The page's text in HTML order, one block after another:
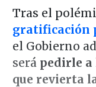
Tras el
gratificación
el Gobierno
será pedirle a
que revierta